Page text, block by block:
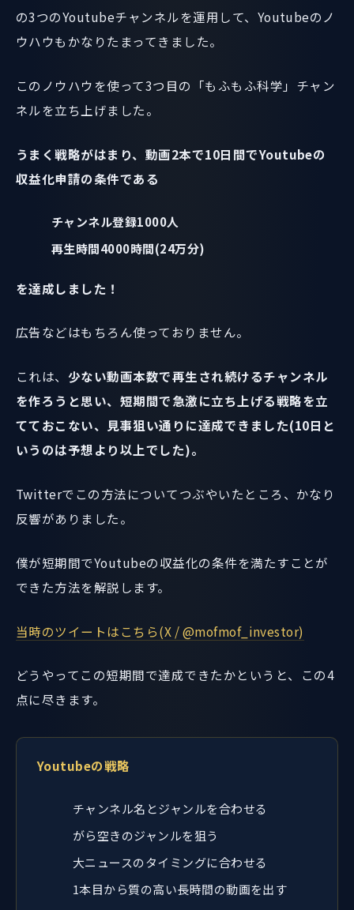
の3つのYoutubeチャンネルを運用して、Youtubeのノ
ウハウもかなりたまってきました。
このノウハウを使って3つ目の「もふもふ科学」チャン
ネルを立ち上げました。
うまく戦略がはまり、動画2本で10日間でYoutubeの
収益化申請の条件である
チャンネル登録1000人
再生時間4000時間(24万分)
を達成しました！
広告などはもちろん使っておりません。
これは、 少ない動画本数で再生され続けるチャンネル
を作ろうと思い、短期間で急激に立ち上げる戦略を立
てておこない、見事狙い通りに達成できました(10日と
いうのは予想より以上でした)。
Twitterでこの方法についてつぶやいたところ、かなり
反響がありました。
僕が短期間でYoutubeの収益化の条件を満たすことが
できた方法を解説します。
当時のツイートはこちら(X / @mofmof_investor)
どうやってこの短期間で達成できたかというと、この4
点に尽きます。
Youtubeの戦略
チャンネル名とジャンルを合わせる
がら空きのジャンルを狙う
大ニュースのタイミングに合わせる
1本目から質の高い長時間の動画を出す